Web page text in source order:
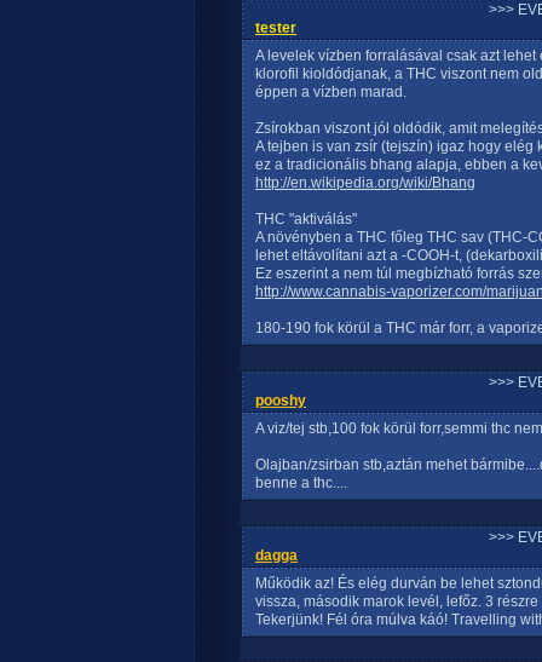
>>>
tester
A levelek vízben forralásával csak azt
klorofil kioldódjanak, a THC viszont nem
éppen a vízben marad.
Zsírokban viszont jól oldódik, amit
A tejben is van zsír (tejszín) igaz hogy elég
ez a tradicionális bhang alapja, ebben a
http://en.wikipedia.org/wiki/Bhang
THC "aktiválás"
A növényben a THC főleg THC sav (THC-
lehet eltávolítani azt a -COOH-t,
Ez eszerint a nem túl megbízható forrás
http://www.cannabis-vaporizer.com/
180-190 fok körül a THC már forr, a
>>>
pooshy
A viz/tej stb,100 fok körül forr,semmi thc
Olajban/zsirban stb,aztán mehet
benne a thc....
>>>
dagga
Működik az! És elég durván be lehet
vissza, második marok levél, lefőz. 3
Tekerjünk! Fél óra múlva káó! Travelling